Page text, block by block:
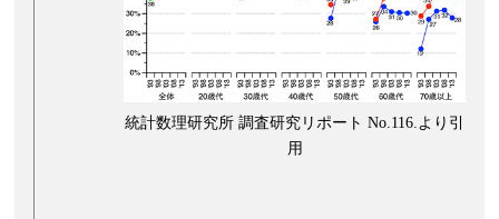
統計数理研究所 調査研究リポート No.116.より引
用